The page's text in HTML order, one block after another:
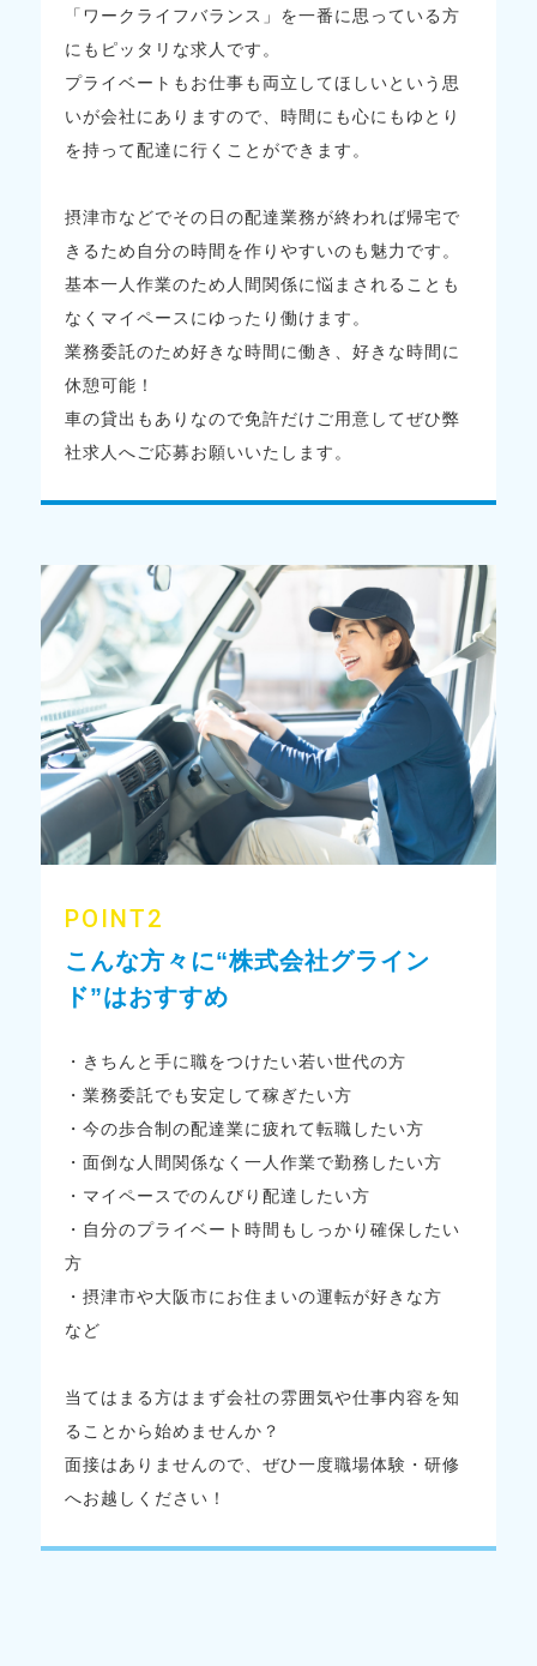
「ワークライフバランス」を一番に思っている方
にもピッタリな求人です。
プライベートもお仕事も両立してほしいという思
いが会社にありますので、時間にも心にもゆとり
を持って配達に行くことができます。
摂津市などでその日の配達業務が終われば帰宅で
きるため自分の時間を作りやすいのも魅力です。
基本一人作業のため人間関係に悩まされることも
なくマイペースにゆったり働けます。
業務委託のため好きな時間に働き、好きな時間に
休憩可能！
車の貸出もありなので免許だけご用意してぜひ弊
社求人へご応募お願いいたします。
POINT2
こんな方々に“株式会社グライン
ド”はおすすめ
・きちんと手に職をつけたい若い世代の方
・業務委託でも安定して稼ぎたい方
・今の歩合制の配達業に疲れて転職したい方
・面倒な人間関係なく一人作業で勤務したい方
・マイペースでのんびり配達したい方
・自分のプライベート時間もしっかり確保したい
方
・摂津市や大阪市にお住まいの運転が好きな方
など
当てはまる方はまず会社の雰囲気や仕事内容を知
ることから始めませんか？
面接はありませんので、ぜひ一度職場体験・研修
へお越しください！